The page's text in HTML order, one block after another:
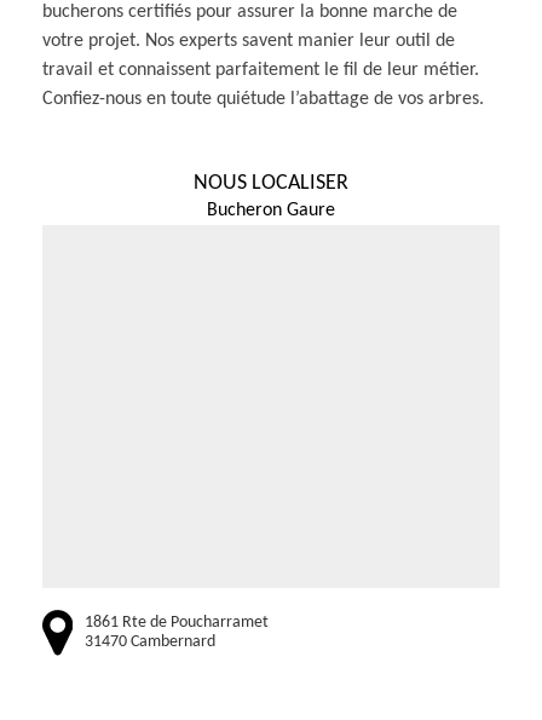
bucherons certifiés pour assurer la bonne marche de
votre projet. Nos experts savent manier leur outil de
travail et connaissent parfaitement le fil de leur métier.
Confiez-nous en toute quiétude l’abattage de vos arbres.
NOUS LOCALISER
Bucheron Gaure
1861 Rte de Poucharramet
31470 Cambernard